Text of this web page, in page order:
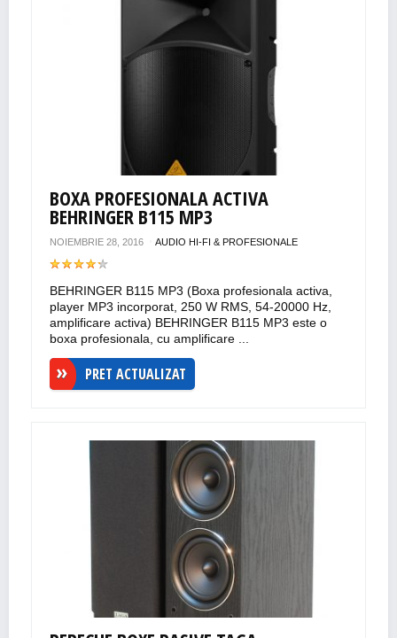
BOXA PROFESIONALA ACTIVA
BEHRINGER B115 MP3
NOIEMBRIE 28, 2016 AUDIO HI-FI & PROFESIONALE
BEHRINGER B115 MP3 (Boxa profesionala activa,
player MP3 incorporat, 250 W RMS, 54-20000 Hz,
amplificare activa) BEHRINGER B115 MP3 este o
boxa profesionala, cu amplificare ...
PRET ACTUALIZAT